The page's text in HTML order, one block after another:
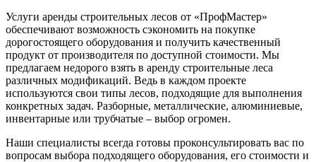
Услуги аренды строительных лесов от «ПрофМастер»
обеспечивают возможность сэкономить на покупке
дорогостоящего оборудования и получить качественный
продукт от производителя по доступной стоимости. Мы
предлагаем недорого взять в аренду строительные леса
различных модификаций. Ведь в каждом проекте
используются свои типы лесов, подходящие для выполнения
конкретных задач. Разборные, металлические, алюминиевые,
инвентарные или трубчатые – выбор огромен.
Наши специалисты всегда готовы проконсультировать вас по
вопросам выбора подходящего оборудования, его стоимости и